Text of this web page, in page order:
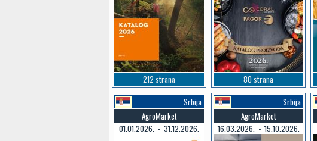
212 strana 80 strana
Srbija
AgroMarket
01.01.2026. - 31.12.2026.
Srbija
AgroMarket
16.03.2026. - 15.10.2026.